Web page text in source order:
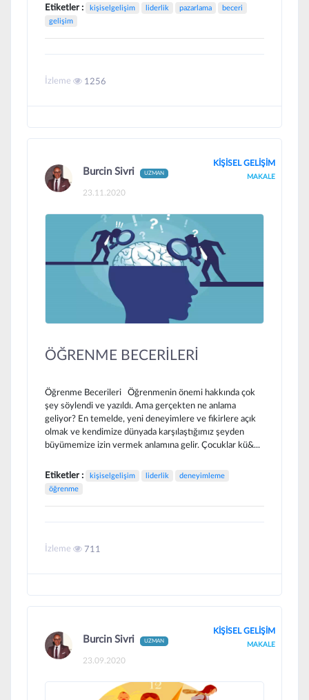
Etiketler : kişiselgelişim liderlik pazarlama
beceri
gelişim
İzleme 1256
Burcin Sivri UZMAN
23.11.2020
KİŞİSEL GELİŞİM
MAKALE
ÖĞRENME BECERİLERİ
Öğrenme Becerileri Öğrenmenin önemi hakkında çok
şey söylendi ve yazıldı. Ama gerçekten ne anlama
geliyor? En temelde, yeni deneyimlere ve fikirlere açık
olmak ve kendimize dünyada karşılaştığımız şeyden
büyümemize izin vermek anlamına gelir. Çocuklar kü&...
Etiketler : kişiselgelişim liderlik
deneyimleme
öğrenme
İzleme 711
Burcin Sivri UZMAN
23.09.2020
KİŞİSEL GELİŞİM
MAKALE